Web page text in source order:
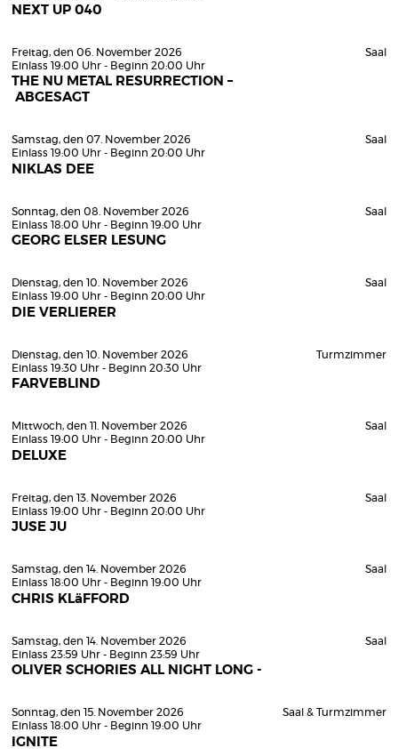
NEXT UP 040
Freitag, den 06. November 2026
Einlass 19:00 Uhr - Beginn 20:00 Uhr
THE NU METAL RESURRECTION –
ABGESAGT
Saal
Samstag, den 07. November 2026
Einlass 19:00 Uhr - Beginn 20:00 Uhr
NIKLAS DEE
Saal
Sonntag, den 08. November 2026
Einlass 18:00 Uhr - Beginn 19:00 Uhr
GEORG ELSER LESUNG
Saal
Dienstag, den 10. November 2026
Einlass 19:00 Uhr - Beginn 20:00 Uhr
DIE VERLIERER
Saal
Dienstag, den 10. November 2026
Einlass 19:30 Uhr - Beginn 20:30 Uhr
FARVEBLIND
Turmzimmer
Mittwoch, den 11. November 2026
Einlass 19:00 Uhr - Beginn 20:00 Uhr
DELUXE
Saal
Freitag, den 13. November 2026
Einlass 19:00 Uhr - Beginn 20:00 Uhr
JUSE JU
Saal
Samstag, den 14. November 2026
Einlass 18:00 Uhr - Beginn 19:00 Uhr
CHRIS KLäFFORD
Saal
Samstag, den 14. November 2026
Einlass 23:59 Uhr - Beginn 23:59 Uhr
OLIVER SCHORIES ALL NIGHT LONG -
Saal
Sonntag, den 15. November 2026
Einlass 18:00 Uhr - Beginn 19:00 Uhr
IGNITE
Saal & Turmzimmer